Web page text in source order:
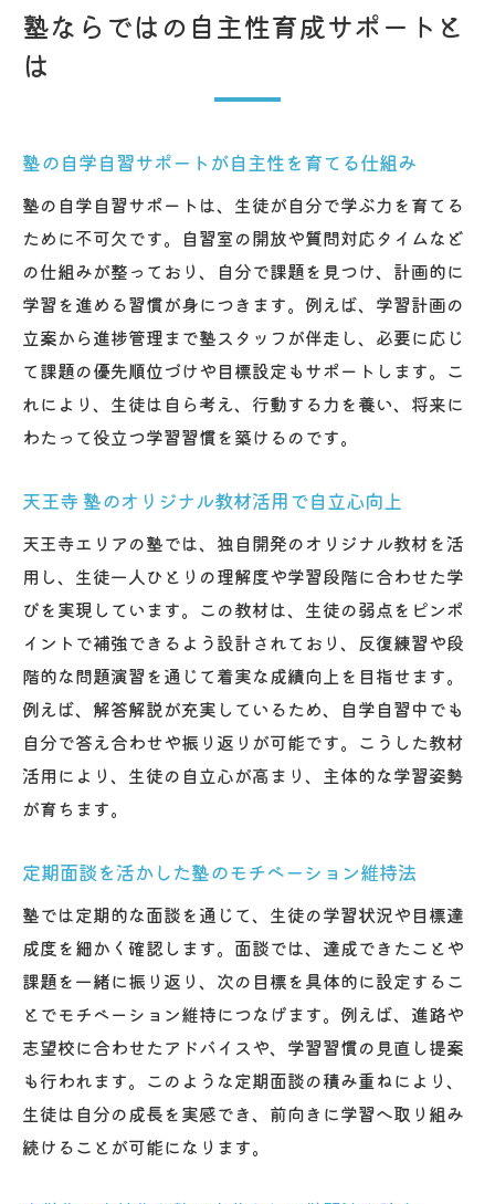
天王寺駅 塾のサポート体制と情報共有の魅
理由
天王寺 塾の自習室活用術で効率アップを実
現
中学生・高校生向けの快適な塾環境が好評
口コミで人気の塾 学習効率を高める工夫と
は
塾 生徒サポートで生活習慣も整う仕組み
天王寺駅 塾の環境づくりとサポート力に注
目
塾と保護者が協力する学習サポートの重要
性
天王寺 塾の定期面談で生徒の成長を見守る
方法
中学生・高校生の学習進捗を保護者と共有
口コミで評価される塾 保護者連携の工夫紹
介
塾 生徒サポートの進化が家庭学習にも波及
天王寺駅 塾が実践する保護者参加型サポー
塾ならではの自主性育成サポートと
は
塾の自学自習サポートが自主性を育てる仕組み
塾の自学自習サポートは、生徒が自分で学ぶ力を育てる
ために不可欠です。自習室の開放や質問対応タイムなど
の仕組みが整っており、自分で課題を見つけ、計画的に
学習を進める習慣が身につきます。例えば、学習計画の
立案から進捗管理まで塾スタッフが伴走し、必要に応じ
て課題の優先順位づけや目標設定もサポートします。こ
れにより、生徒は自ら考え、行動する力を養い、将来に
わたって役立つ学習習慣を築けるのです。
天王寺 塾のオリジナル教材活用で自立心向上
天王寺エリアの塾では、独自開発のオリジナル教材を活
用し、生徒一人ひとりの理解度や学習段階に合わせた学
びを実現しています。この教材は、生徒の弱点をピンポ
イントで補強できるよう設計されており、反復練習や段
階的な問題演習を通じて着実な成績向上を目指せます。
例えば、解答解説が充実しているため、自学自習中でも
自分で答え合わせや振り返りが可能です。こうした教材
活用により、生徒の自立心が高まり、主体的な学習姿勢
が育ちます。
定期面談を活かした塾のモチベーション維持法
塾では定期的な面談を通じて、生徒の学習状況や目標達
成度を細かく確認します。面談では、達成できたことや
課題を一緒に振り返り、次の目標を具体的に設定するこ
とでモチベーション維持につなげます。例えば、進路や
志望校に合わせたアドバイスや、学習習慣の見直し提案
も行われます。このような定期面談の積み重ねにより、
生徒は自分の成長を実感でき、前向きに学習へ取り組み
続けることが可能になります。